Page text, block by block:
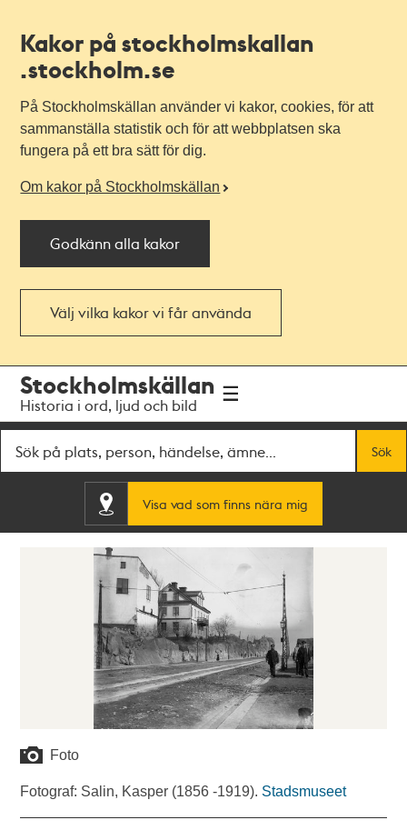
Kakor på stockholmskallan
.stockholm.se
På Stockholmskällan använder vi kakor, cookies, för att
sammanställa statistik och för att webbplatsen ska
fungera på ett bra sätt för dig.
Om kakor på Stockholmskällan
Godkänn alla kakor
Välj vilka kakor vi får använda
navigationen
huvudinnehållet
Stockholmskällan
Historia i ord, ljud och bild
Sök
Visa vad som finns nära mig
Foto
Fotograf: Salin, Kasper (1856 -1919). Stadsmuseet